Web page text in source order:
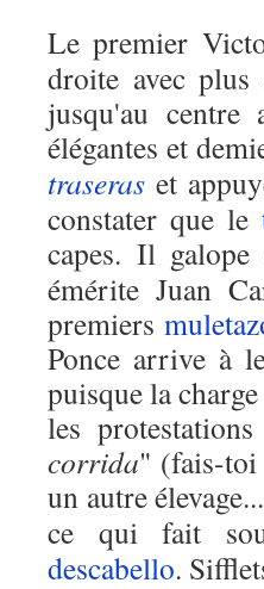
Le premier
droite avec
jusqu'au
élégantes et
traseras et
constater que le
capes. Il
émérite Juan
premiers
Ponce arrive à
puisque la
les
corrida" (fais-toi
un autre
ce qui fait
descabello.